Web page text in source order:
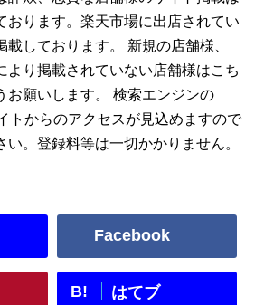
おります。楽天市場に出店されてい
載しております。 新規の店舗様、
より掲載されていない店舗様はこち
お願いします。 検索エンジンの
トからのアクセスが見込めますので
い。登録料等は一切かかりません。
Facebook
B! はてブ